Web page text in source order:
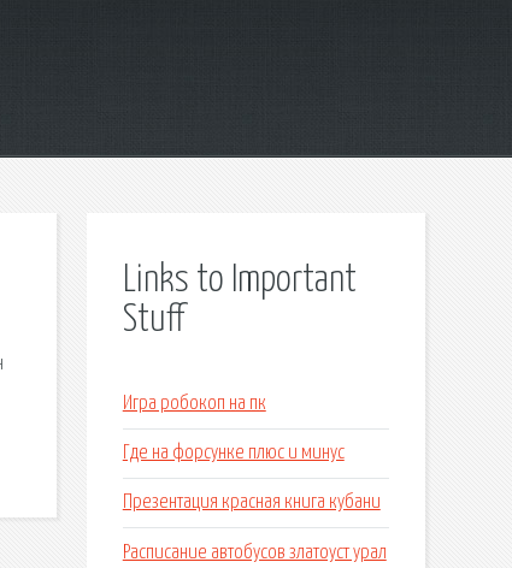
Links to Important
Stuff
Игра робокоп на пк
Где на форсунке плюс и минус
Презентация красная книга кубани
Расписание автобусов златоуст урал